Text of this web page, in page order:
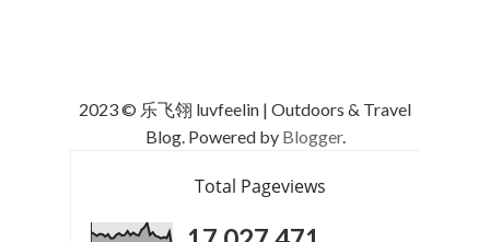
2023 © 乐飞翎 luvfeelin | Outdoors & Travel
Blog. Powered by Blogger.
Total Pageviews